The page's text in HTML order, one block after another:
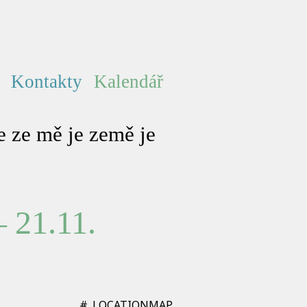
Kontakty Kalendář
ze mě je země je
21.11.